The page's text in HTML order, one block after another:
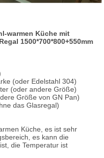
warmen Küche mit
1500*700*800+550mm
(oder Edelstahl 304)
(oder andere Größe)
Größe von GN Pan)
das Glasregal)
Küche, es ist sehr
es kann die
die Temperatur ist